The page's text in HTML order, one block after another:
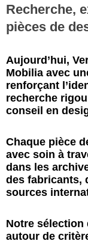
Recherche,
pièces de
Aujourd’hui,
Mobilia avec
renforçant
recherche
conseil en
Chaque pièce
avec soin à
dans les
des fabricants,
sources
Notre sélection
autour de